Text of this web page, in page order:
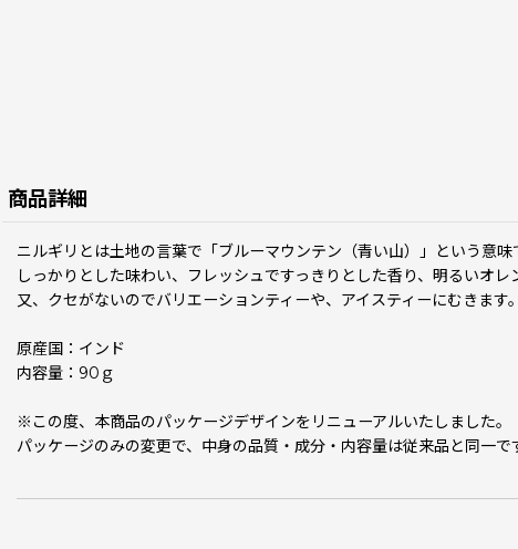
商品詳細
ニルギリとは土地の言葉で「ブルーマウンテン（青い山）」という意味
しっかりとした味わい、フレッシュですっきりとした香り、明るいオレ
又、クセがないのでバリエーションティーや、アイスティーにむきます。
原産国：インド
内容量：90ｇ
※この度、本商品のパッケージデザインをリニューアルいたしました。
パッケージのみの変更で、中身の品質・成分・内容量は従来品と同一で